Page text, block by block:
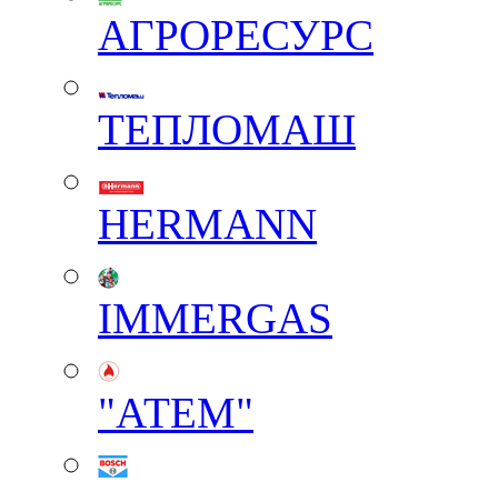
АГРОРЕСУРС
ТЕПЛОМАШ
HERMANN
IMMERGAS
"АТЕМ"